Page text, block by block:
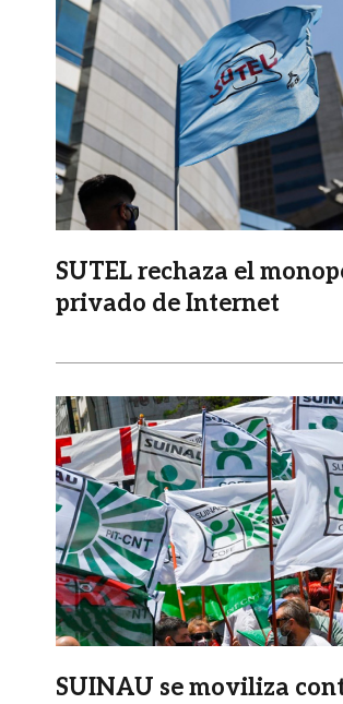
SUTEL rechaza el
privado de Internet
Imagen
SUINAU se moviliza